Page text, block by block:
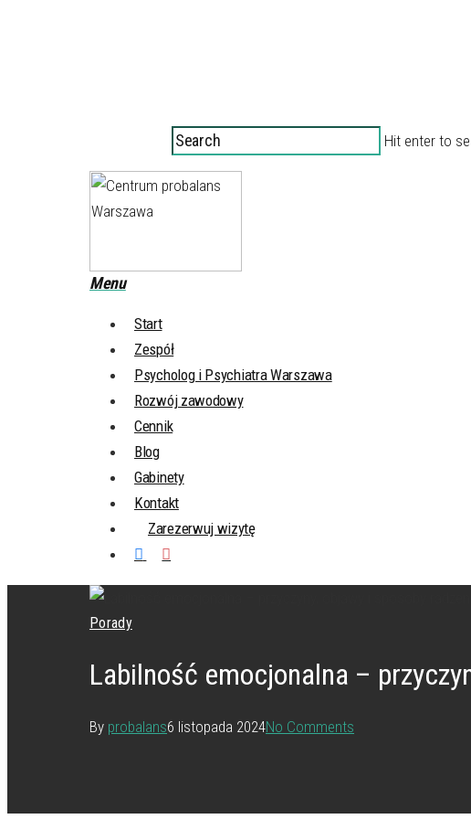
Hit enter to
Menu
Start
Zespół
Psycholog i Psychiatra Warszawa
Rozwój zawodowy
Cennik
Blog
Gabinety
Kontakt
Zarezerwuj wizytę
Porady
Labilność emocjonalna –
By probalans6 listopada 2024No Comments